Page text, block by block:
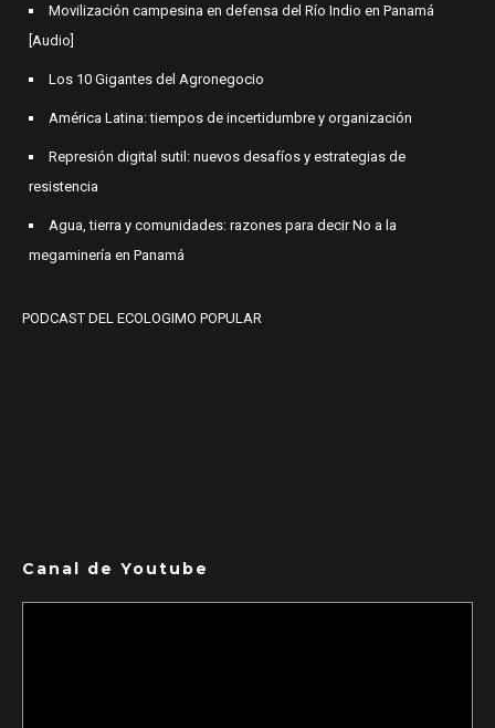
Movilización campesina en defensa del Río Indio en Panamá
[Audio]
Los 10 Gigantes del Agronegocio
América Latina: tiempos de incertidumbre y organización
Represión digital sutil: nuevos desafíos y estrategias de
resistencia
Agua, tierra y comunidades: razones para decir No a la
megaminería en Panamá
PODCAST DEL ECOLOGIMO POPULAR
Canal de Youtube